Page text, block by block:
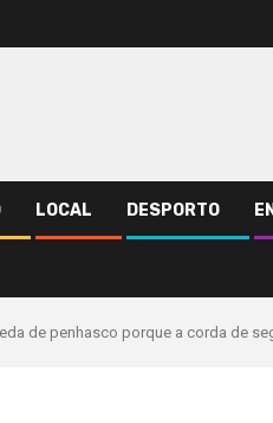
LOCAL DESPORTO
de penhasco porque a corda de